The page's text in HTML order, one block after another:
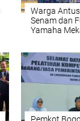
Warga
Senam dan
Yamaha